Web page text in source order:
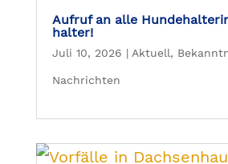
Aufruf an alle
halter!
Juli 10, 2026 | Aktuell,
Nachrichten